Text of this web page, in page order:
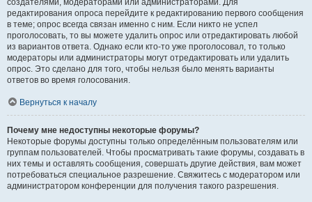
создателями, модераторами или администраторами. Для
редактирования опроса перейдите к редактированию первого сообщения
в теме; опрос всегда связан именно с ним. Если никто не успел
проголосовать, то вы можете удалить опрос или отредактировать любой
из вариантов ответа. Однако если кто-то уже проголосовал, то только
модераторы или администраторы могут отредактировать или удалить
опрос. Это сделано для того, чтобы нельзя было менять варианты
ответов во время голосования.
Вернуться к началу
Почему мне недоступны некоторые форумы?
Некоторые форумы доступны только определённым пользователям или
группам пользователей. Чтобы просматривать такие форумы, создавать в
них темы и оставлять сообщения, совершать другие действия, вам может
потребоваться специальное разрешение. Свяжитесь с модератором или
администратором конференции для получения такого разрешения.